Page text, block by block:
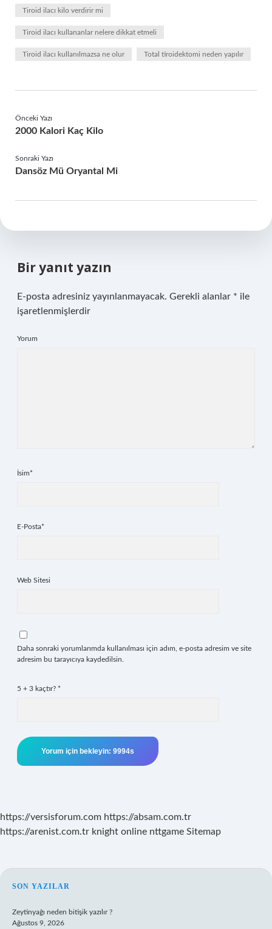
Tiroid ilacı kilo verdirir mi
Tiroid ilacı kullananlar nelere dikkat etmeli
Tiroid ilacı kullanılmazsa ne olur Total tiroidektomi neden yapılır
Önceki Yazı
2000 Kalori Kaç Kilo
Sonraki Yazı
Dansöz Mü Oryantal Mi
Bir yanıt yazın
E-posta adresiniz yayınlanmayacak. Gerekli alanlar * ile
işaretlenmişlerdir
Yorum
İsim*
E-Posta*
Web Sitesi
Daha sonraki yorumlarımda kullanılması için adım, e-posta adresim ve site
adresim bu tarayıcıya kaydedilsin.
5 + 3 kaçtır? *
https://versisforum.com https://absam.com.tr
https://arenist.com.tr knight online nttgame Sitemap
SIDEBAR
SON YAZILAR
Zeytinyağı neden bitişik yazılır ?
Ağustos 9, 2026